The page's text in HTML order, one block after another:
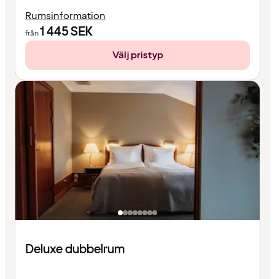
Rumsinformation
från1 445SEK
Välj pristyp
Deluxe dubbelrum